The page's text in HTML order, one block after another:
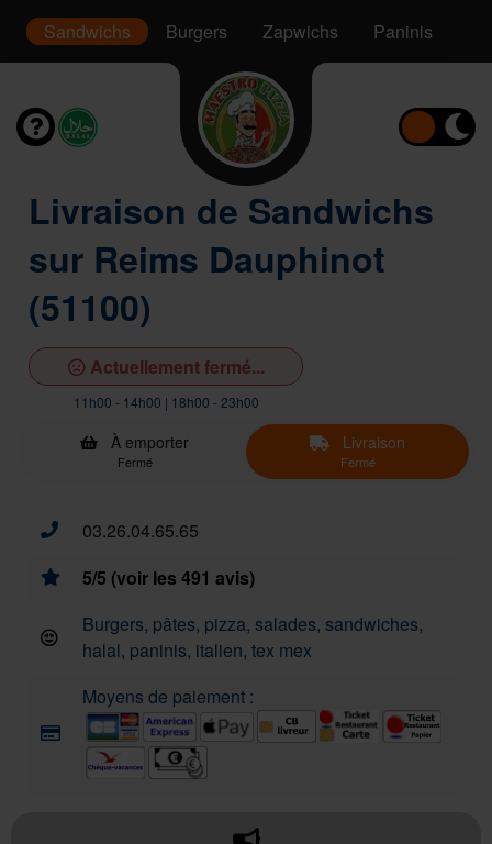
Sandwichs Burgers Zapwichs Paninis
Livraison de Sandwichs
sur Reims Dauphinot
(51100)
Actuellement fermé...
11h00 - 14h00 | 18h00 - 23h00
À emporter
Fermé
Livraison
Fermé
03.26.04.65.65
5/5 (voir les 491 avis)
Burgers, pâtes, pizza, salades, sandwiches,
halal, paninis, italien, tex mex
Moyens de paiement :